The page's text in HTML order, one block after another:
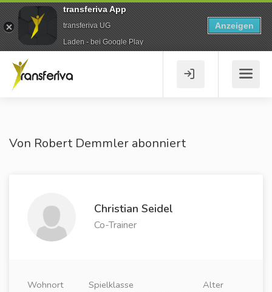
Von Robert Demmler abonniert
Christian Seidel
Co-Trainer
Wohnort
Spielklasse
Alter
transferiva App
transferiva UG
Laden - bei Google Play
Anzeigen